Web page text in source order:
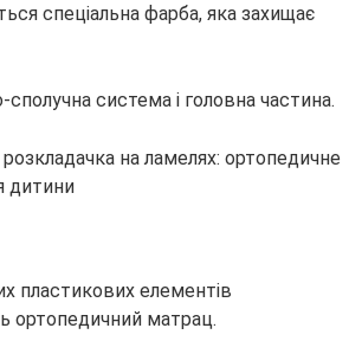
спеціальна фарба, яка захищає
система і головна частина.
пластикових елементів
ортопедичний матрац.